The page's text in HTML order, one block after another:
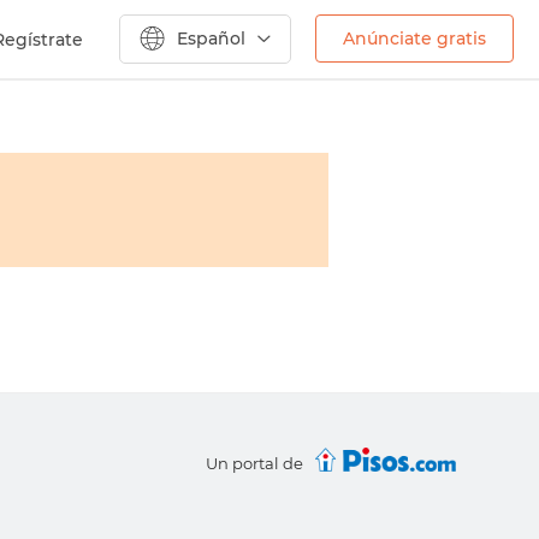
Español Anúnciate gratis
Un portal de